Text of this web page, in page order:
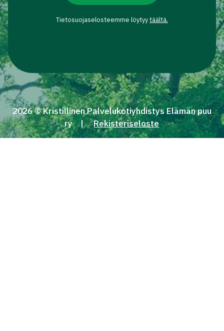
Tietosuojaselosteemme löytyytäältä.
2026 © Kristillinen Palvelukotiyhdistys Elämän puu
ry
Rekisteriseloste